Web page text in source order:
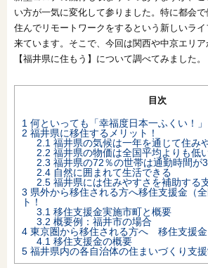
い方が一気に変化して参りました。特に都会
住んでリモートワークをするという新しいラ
来ています。そこで、今回は関西や中京エリ
【福井県に住もう】について調べてみました。
目次
1 何といっても「幸福度日本一ふくい！
2 福井県に移住するメリット！
2.1 福井県の気候は一年を通じて住み
2.2 福井県の物価は全国平均よりも低
2.3 福井県の72％の世帯は通勤時間が
2.4 自然に囲まれて生活できる
2.5 福井県には住みやすさを補助する
3 県外から移住される方へ移住支援金（
ト！
3.1 移住支援金実施市町と概要
3.2 概要例：福井市の場合
4 東京圏から移住される方へ 移住支援金
4.1 移住支援金の概要
5 福井県内の各自治体の住まいづくり支